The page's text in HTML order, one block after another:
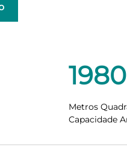
Metros
Capacidade